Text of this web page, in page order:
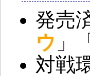
発売
ウ 」「
対戦